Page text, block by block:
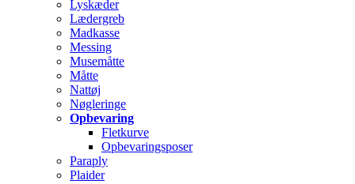
Lyskæder
Lædergreb
Madkasse
Messing
Musemåtte
Måtte
Nattøj
Nøgleringe
Opbevaring
Fletkurve
Opbevaringsposer
Paraply
Plaider